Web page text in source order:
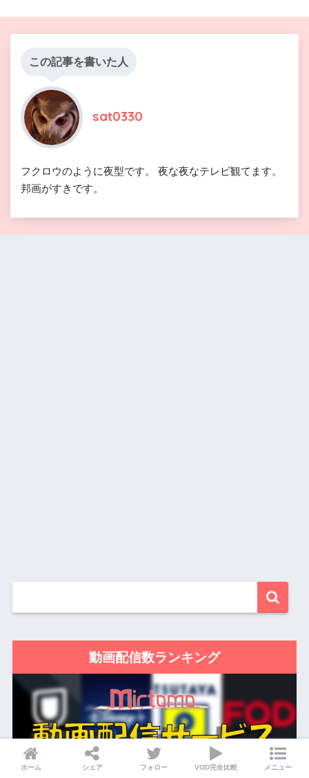
この記事を書いた人
sat0330
フクロウのように夜型です。 夜な夜なテレビ観てます。
邦画がすきです。
動画配信数ランキング
ホーム シェア フォロー VOD完全比較 メニュー